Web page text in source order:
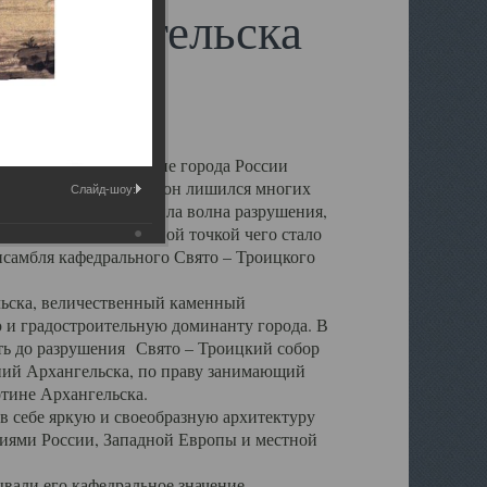
другие губернские города России
результате которых он лишился многих
Архангельску ударила волна разрушения,
–х годов. Отправной точкой чего стало
кафедрального Свято – Троицкого
величественный каменный
градостроительную доминанту города. В
до разрушения Свято – Троицкий собор
Архангельска, по праву занимающий
Архангельска.
яркую и своеобразную архитектуру
России, Западной Европы и местной
Слайд-шоу: